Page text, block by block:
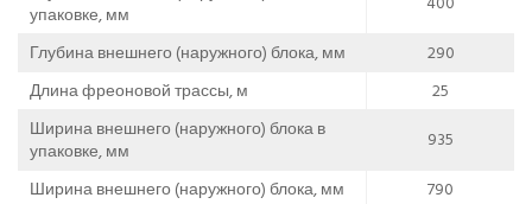
упаковке, мм
Глубина внешнего (наружного) блока, мм
290
Длина фреоновой трассы, м
25
Ширина внешнего (наружного) блока в
упаковке, мм
935
Ширина внешнего (наружного) блока, мм
790